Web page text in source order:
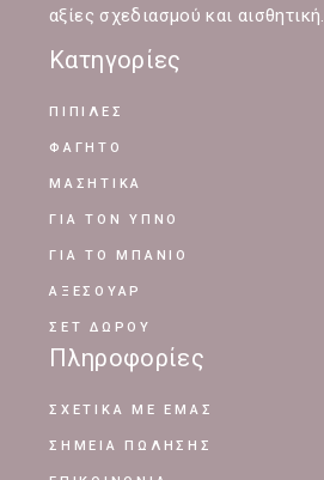
αξίες σχεδιασμού και αισθητική.
Κατηγορίες
ΠΙΠΙΛΕΣ
ΦΑΓΗΤΟ
ΜΑΣΗΤΙΚΑ
ΓΙΑ ΤΟΝ ΥΠΝΟ
ΓΙΑ ΤΟ ΜΠΑΝΙΟ
ΑΞΕΣΟΥΑΡ
ΣΕΤ ΔΩΡΟΥ
Πληροφορίες
ΣΧΕΤΙΚΆ ΜΕ ΕΜΆΣ
ΣΗΜΕΊΑ ΠΏΛΗΣΗΣ